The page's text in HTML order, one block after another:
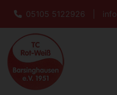
05105 5122926